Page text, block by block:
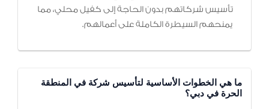
تأسيس شركاتهم بدون الحاجة إلى كفيل محلي، مما
يمنحهم السيطرة الكاملة على أعمالهم.
ما هي الخطوات الأساسية لتأسيس شركة في المنطقة
الحرة في دبي؟